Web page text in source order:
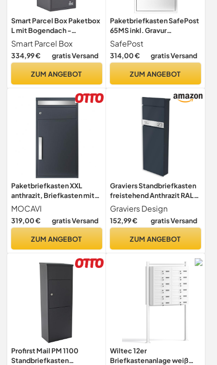
Smart Parcel Box Paketbox
L mit Bogendach -
Paketbriefkasten, grau
Smart Parcel Box
334,99 € gratis Versand
ZUM ANGEBOT
Paketbriefkasten SafePost
65MS inkl. Gravur
Namensschild Edelstahl
V4A/weiß RAL 9010
Design-Paketkasten für
mit Briefkasten modern
SafePost
314,00 € gratis Versand
ZUM ANGEBOT
Paketbriefkasten XXL
anthrazit, Briefkasten mit
Paketbox, MOCAVI PBox
65F Design-Paketkasten,
rostfrei modern matt extra
freistehend oder
RAL 7016
MOCAVI
319,00 € gratis Versand
ZUM ANGEBOT
Graviers Standbriefkasten
freistehend Anthrazit RAL
7016 – Robustes Design,
personalisiertes Edelstahl
Namensschild,
Briefkasten
Graviers Design
152,99 € gratis Versand
ZUM ANGEBOT
Profirst Mail PM 1100
Standbriefkasten
Wiltec 12er
Briefkastenanlage weiß